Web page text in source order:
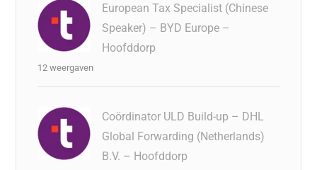
European Tax Specialist (Chinese
Speaker) – BYD Europe –
Hoofddorp
12 weergaven
Coördinator ULD Build-up – DHL
Global Forwarding (Netherlands)
B.V. – Hoofddorp